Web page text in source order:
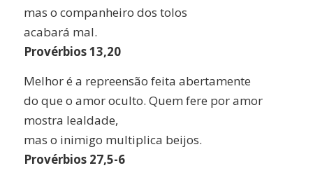
mas o companheiro dos tolos
acabará mal.
Provérbios 13,20
Melhor é a repreensão feita abertamente
do que o amor oculto. Quem fere por amor
mostra lealdade,
mas o inimigo multiplica beijos.
Provérbios 27,5-6